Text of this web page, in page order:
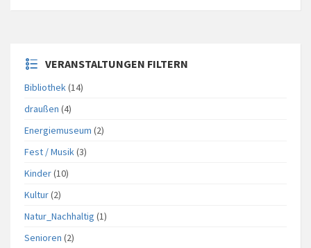
VERANSTALTUNGEN FILTERN
Bibliothek(14)
draußen (4)
Energiemuseum (2)
Fest / Musik(3)
Kinder(10)
Kultur(2)
Natur_Nachhaltig (1)
Senioren (2)